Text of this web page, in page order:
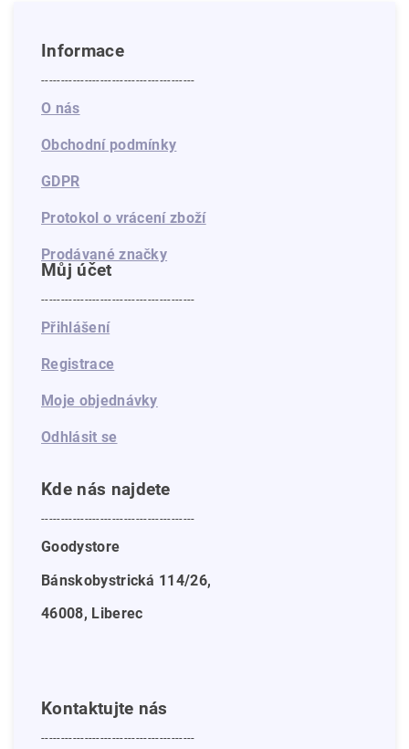
Informace
---------------------------------------
O nás
Obchodní podmínky
GDPR
Protokol o vrácení zboží
Prodávané značky
Můj účet
---------------------------------------
Přihlášení
Registrace
Moje objednávky
Odhlásit se
Kde nás najdete
---------------------------------------
Goodystore
Bánskobystrická 114/26,
46008, Liberec
Kontaktujte nás
---------------------------------------